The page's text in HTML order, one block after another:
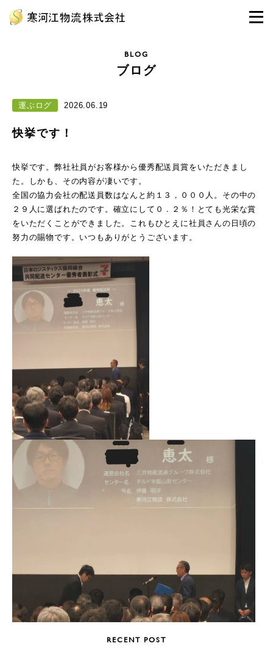
BLOG
ブログ
運ぶログ 2026.06.19
快挙です！
快挙です。弊社社員がお客様から優秀配送員賞をいただきまし
た。しかも、その内容が凄いです。
全国の協力会社の配送員数はなんと約１３，０００人。その中の
２９人に選ばれたのです。確立にして０．２％！とても光栄な賞
をいただくことができました。これもひとえに社員さんの日頃の
努力の賜物です。いつもありがとうございます。
RECENT POST